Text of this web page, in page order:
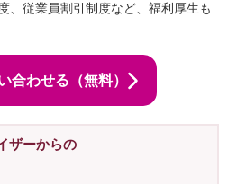
、従業員割引制度など、福利厚生も
合わせる（無料）
ザーからの